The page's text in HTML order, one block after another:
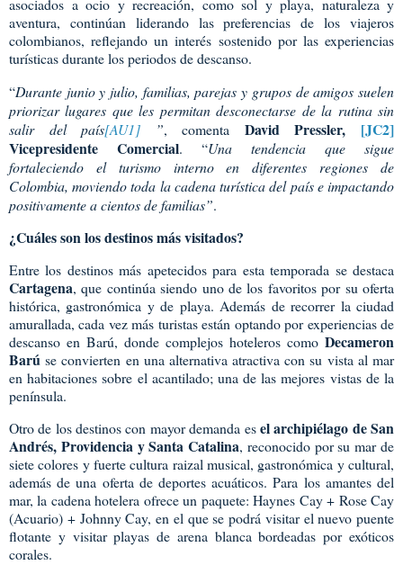
asociados a ocio y recreación, como sol y playa, naturaleza y
aventura, continúan liderando las preferencias de los viajeros
colombianos, reflejando un interés sostenido por las experiencias
turísticas durante los periodos de descanso.
“Durante junio y julio, familias, parejas y grupos de amigos suelen
priorizar lugares que les permitan desconectarse de la rutina sin
salir del país[AU1] ”, comenta David Pressler, [JC2]
Vicepresidente Comercial. “Una tendencia que sigue
fortaleciendo el turismo interno en diferentes regiones de
Colombia, moviendo toda la cadena turística del país e impactando
positivamente a cientos de familias”.
¿Cuáles son los destinos más visitados?
Entre los destinos más apetecidos para esta temporada se destaca
Cartagena, que continúa siendo uno de los favoritos por su oferta
histórica, gastronómica y de playa. Además de recorrer la ciudad
amurallada, cada vez más turistas están optando por experiencias de
descanso en Barú, donde complejos hoteleros como Decameron
Barú se convierten en una alternativa atractiva con su vista al mar
en habitaciones sobre el acantilado; una de las mejores vistas de la
península.
Otro de los destinos con mayor demanda esel archipiélago de San
Andrés, Providencia y Santa Catalina, reconocido por su mar de
siete colores y fuerte cultura raizal musical, gastronómica y cultural,
además de una oferta de deportes acuáticos. Para los amantes del
mar, la cadena hotelera ofrece un paquete: Haynes Cay + Rose Cay
(Acuario) + Johnny Cay, en el que se podrá visitar el nuevo puente
flotante y visitar playas de arena blanca bordeadas por exóticos
corales.